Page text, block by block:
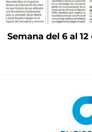
Semana del 6 al